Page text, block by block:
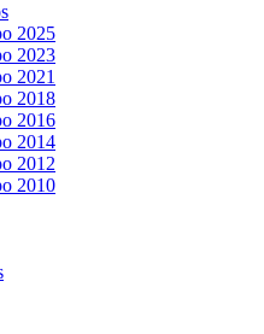
2025
2023
2021
2018
2016
2014
2012
2010